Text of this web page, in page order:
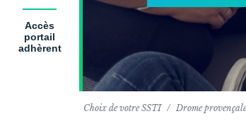
Accès
portail
adhèrent
Choix de votre SSTI Drome provençale